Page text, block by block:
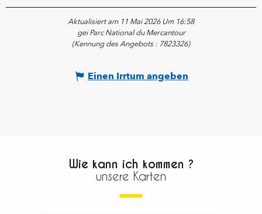
Aktualisiert am 11 Mai 2026 Um 16:58
gei Parc National du Mercantour
(Kennung des Angebots : 7823326)
Einen Irrtum angeben
Wie kann ich kommen ?
unsere Karten